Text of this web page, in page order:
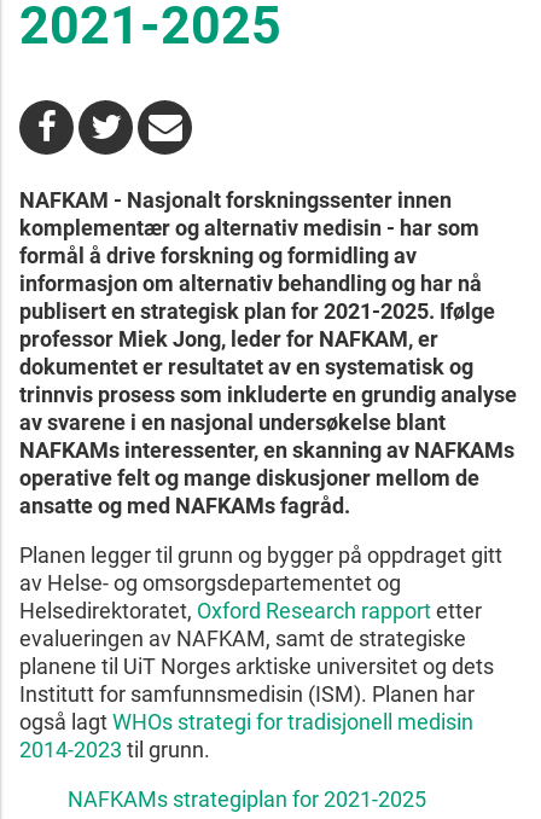
2021-2025
NAFKAM - Nasjonalt forskningssenter innen
komplementær og alternativ medisin - har som
formål å drive forskning og formidling av
informasjon om alternativ behandling og har nå
publisert en strategisk plan for 2021-2025. Ifølge
professor Miek Jong, leder for NAFKAM, er
dokumentet er resultatet av en systematisk og
trinnvis prosess som inkluderte en grundig analyse
av svarene i en nasjonal undersøkelse blant
NAFKAMs interessenter, en skanning av NAFKAMs
operative felt og mange diskusjoner mellom de
ansatte og med NAFKAMs fagråd.
Planen legger til grunn og bygger på oppdraget gitt
av Helse- og omsorgsdepartementet og
Helsedirektoratet, Oxford Research rapportetter
evalueringen av NAFKAM, samt de strategiske
planene til UiT Norges arktiske universitet og dets
Institutt for samfunnsmedisin (ISM). Planen har
også lagtWHOs strategi for tradisjonell medisin
2014-2023 til grunn.
NAFKAMs strategiplan for 2021-2025